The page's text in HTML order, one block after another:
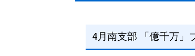
4月南支部 「億千万」